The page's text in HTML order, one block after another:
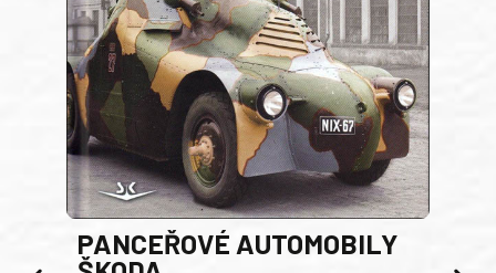
PANCEŘOVÉ AUTOMOBILY